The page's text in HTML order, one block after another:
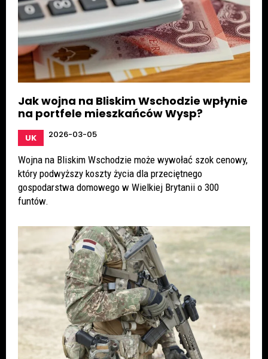
Jak wojna na Bliskim Wschodzie wpłynie
na portfele mieszkańców Wysp?
UK 2026-03-05
Wojna na Bliskim Wschodzie może wywołać szok cenowy,
który podwyższy koszty życia dla przeciętnego
gospodarstwa domowego w Wielkiej Brytanii o 300
funtów.